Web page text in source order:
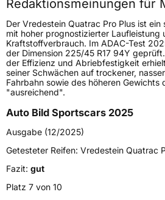
Höchstgeschwindigkeit
270 km/h
Lastindex101
Höchstlast825 kg
Gewicht (in kg)10,78 kg
FahrzeugtypPKW
VerwendungGanzjahresreifen
Modellname
FahrzeugartPKW & SUV
Redaktionsmeinungen für
Der Vredestein Quatrac Pro Plus ist ein
mit hoher prognostizierter Laufleistung
Kraftstoffverbrauch. Im ADAC-Test
der Dimension 225/45 R17 94Y
der Effizienz und Abriebfestigkeit
seiner Schwächen auf trockener,
Fahrbahn sowie des höheren Gewichts
"ausreichend".
Auto Bild Sportscars 2025
Ausgabe (12/2025)
Getesteter Reifen: Vredestein Quatrac
Fazit: gut
Platz 7 von 10